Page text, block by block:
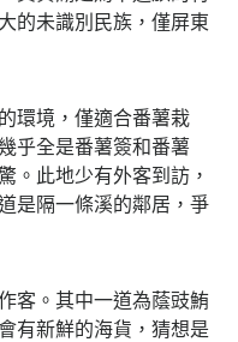
的未識別民族，僅屏東
環境，僅適合番薯栽
乎全是番薯簽和番薯
。此地少有外客到訪，
是隔一條溪的鄰居，爭
客。其中一道為蔭豉鮪
有新鮮的海貨，猜想是